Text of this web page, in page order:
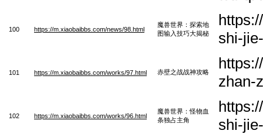
100 https://m.xiaobaibbs.com/news/98.html
魔兽世界：探索地
图输入技巧大揭秘
shi-
101 https://m.xiaobaibbs.com/works/97.html 赤壁之战战神攻略
zhan-
102 https://m.xiaobaibbs.com/works/96.html
魔兽世界：怪物血
条独占主角
shi-